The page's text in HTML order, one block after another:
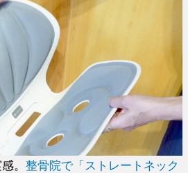
感。整骨院で「ストレートネック